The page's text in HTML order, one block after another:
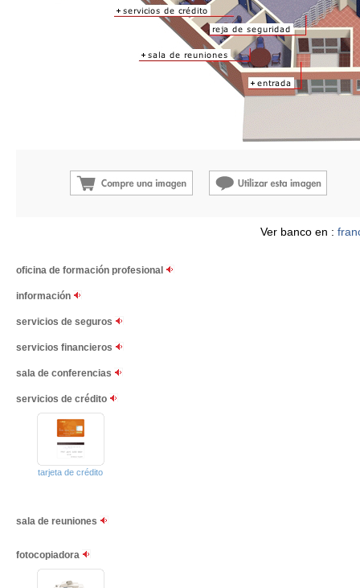
Ver banco en :
oficina de formación profesional
información
servicios de seguros
servicios financieros
sala de conferencias
servicios de crédito
tarjeta de crédito
sala de reuniones
fotocopiadora